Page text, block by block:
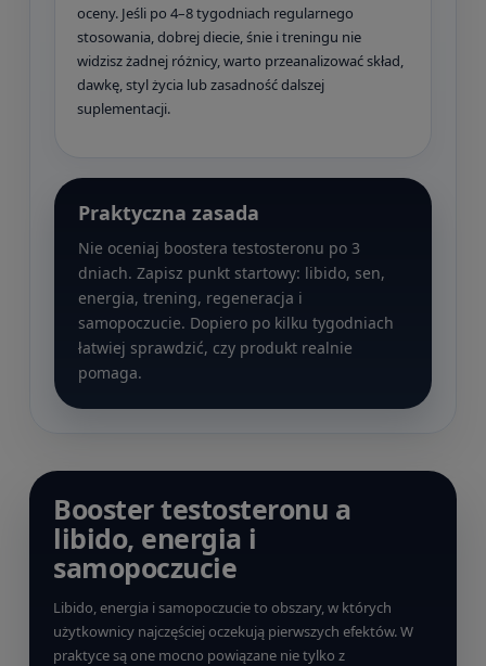
oceny. Jeśli po 4–8 tygodniach regularnego
stosowania, dobrej diecie, śnie i treningu nie
widzisz żadnej różnicy, warto przeanalizować skład,
dawkę, styl życia lub zasadność dalszej
suplementacji.
Praktyczna zasada
Nie oceniaj boostera testosteronu po 3
dniach. Zapisz punkt startowy: libido, sen,
energia, trening, regeneracja i
samopoczucie. Dopiero po kilku tygodniach
łatwiej sprawdzić, czy produkt realnie
pomaga.
Booster testosteronu a
libido, energia i
samopoczucie
Libido, energia i samopoczucie to obszary, w których
użytkownicy najczęściej oczekują pierwszych efektów. W
praktyce są one mocno powiązane nie tylko z